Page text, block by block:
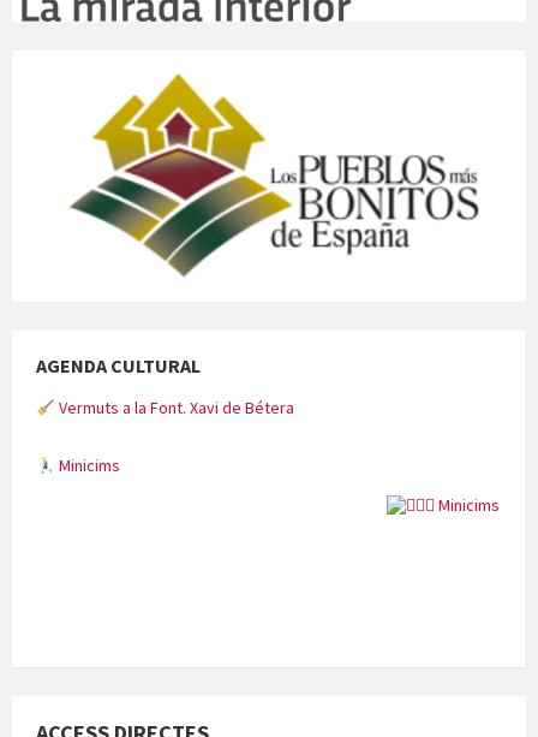
AGENDA CULTURAL
Vermuts a la Font. Xavi de Bétera
Minicims